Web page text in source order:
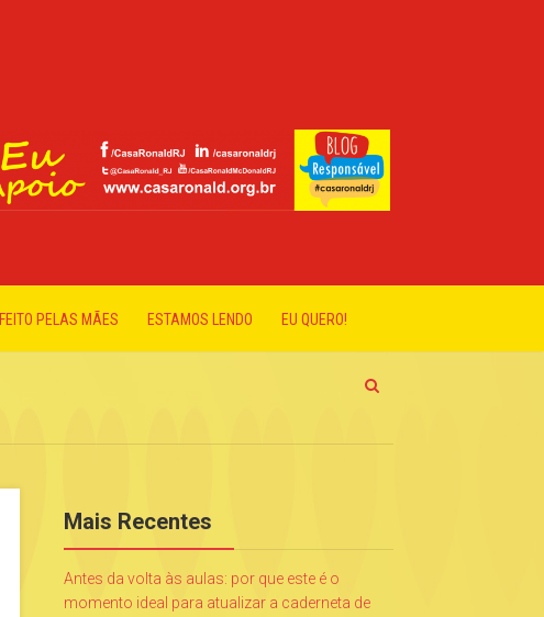
FEITO PELAS MÃES ESTAMOS LENDO EU QUERO!
Mais Recentes
Antes da volta às aulas: por que este é o
momento ideal para atualizar a caderneta de